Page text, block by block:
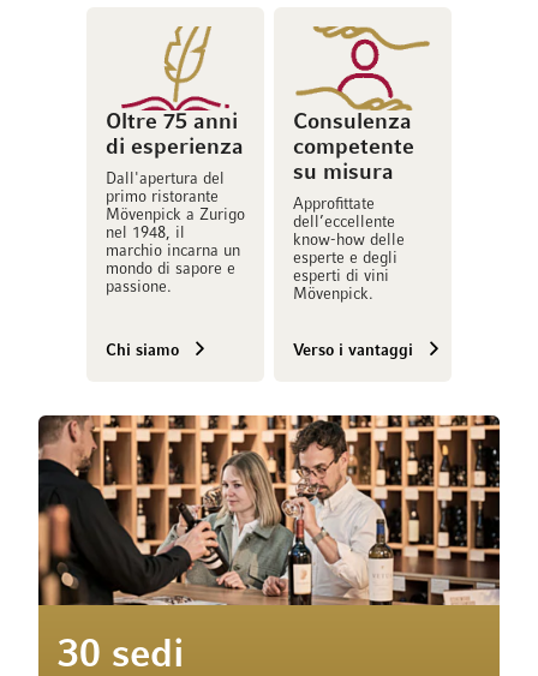
Oltre 75 anni
di esperienza
Dall'apertura del
primo ristorante
Mövenpick a Zurigo
nel 1948, il
marchio incarna un
mondo di sapore e
passione.
Chi siamo
Consulenza
competente
su misura
Approfittate
dell’eccellente
know-how delle
esperte e degli
esperti di vini
Mövenpick.
Verso i vantaggi
30 sedi